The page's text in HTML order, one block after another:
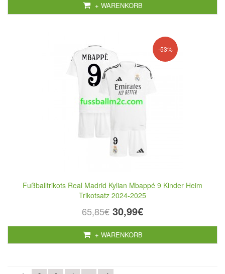
+ WARENKORB
-53%
Fußballtrikots Real Madrid Kylian Mbappé 9 Kinder Heim
Trikotsatz 2024-2025
65,85€ 30,99€
+ WARENKORB